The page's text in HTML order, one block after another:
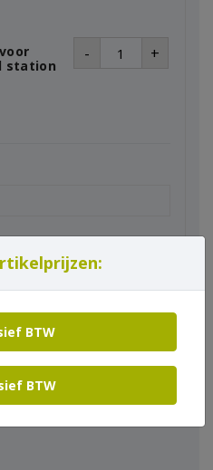
station
- +
BTW
BTW